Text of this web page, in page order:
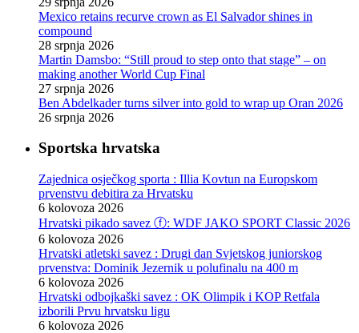
Mexico retains recurve crown as El Salvador shines in
compound
28 srpnja 2026
Martin Damsbo: “Still proud to step onto that stage” – on
making another World Cup Final
27 srpnja 2026
Ben Abdelkader turns silver into gold to wrap up Oran 2026
26 srpnja 2026
Sportska hrvatska
Zajednica osječkog sporta : Illia Kovtun na Europskom
prvenstvu debitira za Hrvatsku
6 kolovoza 2026
Hrvatski pikado savez ⓕ: WDF JAKO SPORT Classic 2026
6 kolovoza 2026
Hrvatski atletski savez : Drugi dan Svjetskog juniorskog
prvenstva: Dominik Jezernik u polufinalu na 400 m
6 kolovoza 2026
Hrvatski odbojkaški savez : OK Olimpik i KOP Retfala
izborili Prvu hrvatsku ligu
6 kolovoza 2026